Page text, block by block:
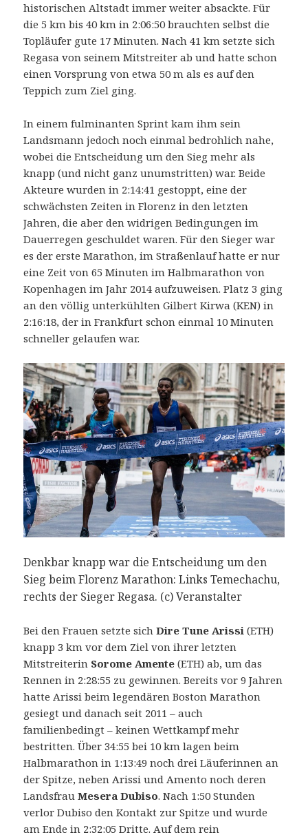
historischen Altstadt immer weiter absackte. Für
die 5 km bis 40 km in 2:06:50 brauchten selbst die
Topläufer gute 17 Minuten. Nach 41 km setzte sich
Regasa von seinem Mitstreiter ab und hatte schon
einen Vorsprung von etwa 50 m als es auf den
Teppich zum Ziel ging.
In einem fulminanten Sprint kam ihm sein
Landsmann jedoch noch einmal bedrohlich nahe,
wobei die Entscheidung um den Sieg mehr als
knapp (und nicht ganz unumstritten) war. Beide
Akteure wurden in 2:14:41 gestoppt, eine der
schwächsten Zeiten in Florenz in den letzten
Jahren, die aber den widrigen Bedingungen im
Dauerregen geschuldet waren. Für den Sieger war
es der erste Marathon, im Straßenlauf hatte er nur
eine Zeit von 65 Minuten im Halbmarathon von
Kopenhagen im Jahr 2014 aufzuweisen. Platz 3 ging
an den völlig unterkühlten Gilbert Kirwa (KEN) in
2:16:18, der in Frankfurt schon einmal 10 Minuten
schneller gelaufen war.
Denkbar knapp war die Entscheidung um den
Sieg beim Florenz Marathon: Links Temechachu,
rechts der Sieger Regasa. (c) Veranstalter
Bei den Frauen setzte sichDire Tune Arissi (ETH)
knapp 3 km vor dem Ziel von ihrer letzten
Mitstreiterin Sorome Amente (ETH) ab, um das
Rennen in 2:28:55 zu gewinnen. Bereits vor 9 Jahren
hatte Arissi beim legendären Boston Marathon
gesiegt und danach seit 2011 – auch
familienbedingt – keinen Wettkampf mehr
bestritten. Über 34:55 bei 10 km lagen beim
Halbmarathon in 1:13:49 noch drei Läuferinnen an
der Spitze, neben Arissi und Amento noch deren
LandsfrauMesera Dubiso. Nach 1:50 Stunden
verlor Dubiso den Kontakt zur Spitze und wurde
am Ende in 2:32:05 Dritte. Auf dem rein